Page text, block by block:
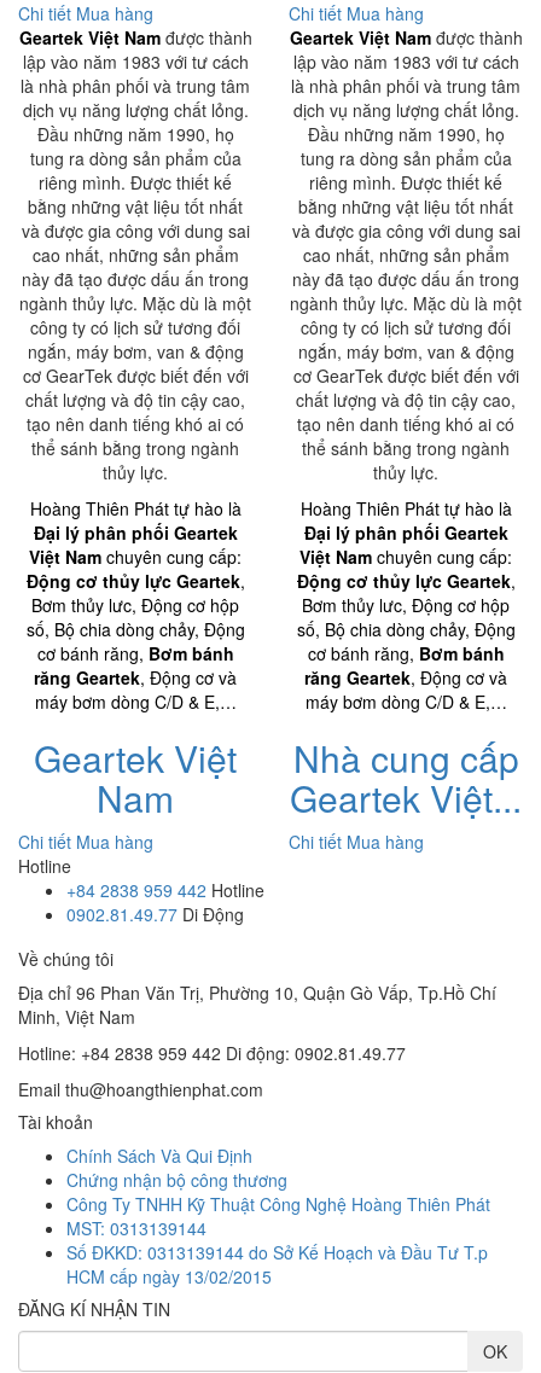
Chi tiết Mua hàng Chi tiết Mua hàng
Geartek Việt Namđược thành
lập vào năm 1983 với tư cách
là nhà phân phối và trung tâm
dịch vụ năng lượng chất lỏng.
Đầu những năm 1990, họ
tung ra dòng sản phẩm của
riêng mình. Được thiết kế
bằng những vật liệu tốt nhất
và được gia công với dung sai
cao nhất, những sản phẩm
này đã tạo được dấu ấn trong
ngành thủy lực. Mặc dù là một
công ty có lịch sử tương đối
ngắn, máy bơm, van & động
cơ GearTek được biết đến với
chất lượng và độ tin cậy cao,
tạo nên danh tiếng khó ai có
thể sánh bằng trong ngành
thủy lực.
Hoàng Thiên Phát tự hào là
Đại lý phân phối Geartek
Việt Nam chuyên cung cấp:
Động cơ thủy lực Geartek,
Bơm thủy lưc, Động cơ hộp
số, Bộ chia dòng chảy, Động
cơ bánh răng, Bơm bánh
răng Geartek, Động cơ và
máy bơm dòng C/D & E,…
Geartek Việt
Nam
Chi tiết Mua hàng
Geartek Việt Namđược thành
lập vào năm 1983 với tư cách
là nhà phân phối và trung tâm
dịch vụ năng lượng chất lỏng.
Đầu những năm 1990, họ
tung ra dòng sản phẩm của
riêng mình. Được thiết kế
bằng những vật liệu tốt nhất
và được gia công với dung sai
cao nhất, những sản phẩm
này đã tạo được dấu ấn trong
ngành thủy lực. Mặc dù là một
công ty có lịch sử tương đối
ngắn, máy bơm, van & động
cơ GearTek được biết đến với
chất lượng và độ tin cậy cao,
tạo nên danh tiếng khó ai có
thể sánh bằng trong ngành
thủy lực.
Hoàng Thiên Phát tự hào là
Đại lý phân phối Geartek
Việt Nam chuyên cung cấp:
Động cơ thủy lực Geartek,
Bơm thủy lưc, Động cơ hộp
số, Bộ chia dòng chảy, Động
cơ bánh răng, Bơm bánh
răng Geartek, Động cơ và
máy bơm dòng C/D & E,…
Nhà cung cấp
Geartek Việt...
Chi tiết Mua hàng
Hotline
+84 2838 959 442 Hotline
0902.81.49.77 Di Động
Về chúng tôi
Địa chỉ 96 Phan Văn Trị, Phường 10, Quận Gò Vấp, Tp.Hồ Chí
Minh, Việt Nam
Hotline: +84 2838 959 442 Di động: 0902.81.49.77
Email thu@hoangthienphat.com
Tài khoản
Chính Sách Và Qui Định
Chứng nhận bộ công thương
Công Ty TNHH Kỹ Thuật Công Nghệ Hoàng Thiên Phát
MST: 0313139144
Số ĐKKD: 0313139144 do Sở Kế Hoạch và Đầu Tư T.p
HCM cấp ngày 13/02/2015
ĐĂNG KÍ NHẬN TIN